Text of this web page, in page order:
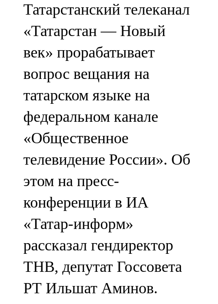
Мамадыш
106,2 FM
Минзәлә
107,3 FM
Мөслим
100,0 FM
Нурлат
104,7 FM
Олы Әтнә
71,42 FM
Сарман
107,8 FM
Теләче
106,1 FM
Татарстанский телеканал
«Татарстан — Новый
век» прорабатывает
вопрос вещания на
татарском языке на
федеральном канале
«Общественное
телевидение России». Об
этом на пресс-
конференции в ИА
«Татар-информ»
рассказал гендиректор
ТНВ, депутат Госсовета
РТ Ильшат Аминов.